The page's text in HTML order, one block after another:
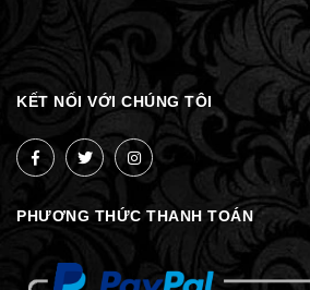
KẾT NỐI VỚI CHÚNG TÔI
PHƯƠNG THỨC THANH TOÁN